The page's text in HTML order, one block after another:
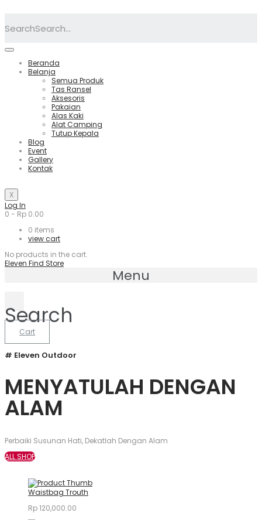
Search
Beranda
Belanja
Semua Produk
Tas Ransel
Aksesoris
Pakaian
Alas Kaki
Alat Camping
Tutup Kepala
Blog
Event
Gallery
Kontak
X
Log In
0 - Rp 0.00
0 items
view cart
No products in the cart.
Eleven Find Store
Menu
Search
Cart
# Eleven Outdoor
MENYATULAH DENGAN
ALAM
Perbaiki Susunan Hati, Dekatlah Dengan Alam
ALL SHOP
Waistbag Trouth
Rp120,000.00